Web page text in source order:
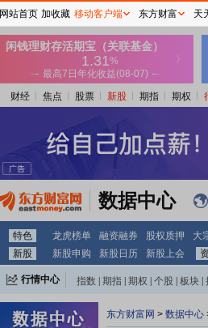
财经 焦点 股票 新股 期指 期权
数据中心
特色 龙虎榜单 融资融券 股权质押 大
新股
新股申购 新股日历 新股上会
行情中心 指数 期指 期权 个股 板块
东方财富网 > 数据中心
网站首页 加收藏 移动客户端 东方财富 天